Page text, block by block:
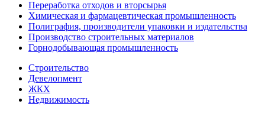
Переработка отходов и вторсырья
Химическая и фармацевтическая промышленность
Полиграфия, производители упаковки и издательства
Производство строительных материалов
Горнодобывающая промышленность
Строительство
Девелопмент
ЖКХ
Недвижимость